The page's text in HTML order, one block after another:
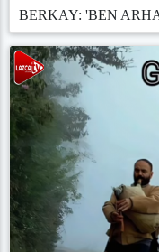
BERKAY: 'BEN